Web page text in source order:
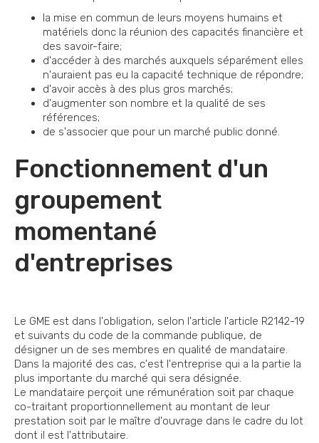
la mise en commun de leurs moyens humains et
matériels donc la réunion des capacités financière et
des savoir-faire;
d'accéder à des marchés auxquels séparément elles
n'auraient pas eu la capacité technique de répondre;
d'avoir accès à des plus gros marchés;
d'augmenter son nombre et la qualité de ses
références;
de s'associer que pour un marché public donné.
Fonctionnement d'un
groupement
momentané
d'entreprises
Le GME est dans l'obligation, selon l'article l'article R2142-19
et suivants du code de la commande publique, de
désigner un de ses membres en qualité de mandataire.
Dans la majorité des cas, c'est l'entreprise qui a la partie la
plus importante du marché qui sera désignée.
Le mandataire perçoit une rémunération soit par chaque
co-traitant proportionnellement au montant de leur
prestation soit par le maître d'ouvrage dans le cadre du lot
dont il est l'attributaire.